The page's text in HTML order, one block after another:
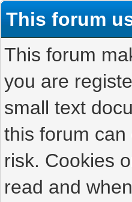
This forum
This forum
you are
small text
this forum
risk. Cookies
read and